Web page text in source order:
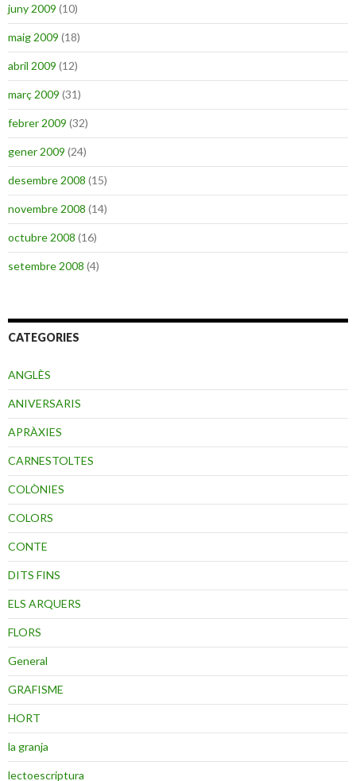
juny 2009 (10)
maig 2009 (18)
abril 2009 (12)
març 2009 (31)
febrer 2009 (32)
gener 2009 (24)
desembre 2008 (15)
novembre 2008 (14)
octubre 2008 (16)
setembre 2008 (4)
CATEGORIES
ANGLÈS
ANIVERSARIS
APRÀXIES
CARNESTOLTES
COLÒNIES
COLORS
CONTE
DITS FINS
ELS ARQUERS
FLORS
General
GRAFISME
HORT
la granja
lectoescriptura